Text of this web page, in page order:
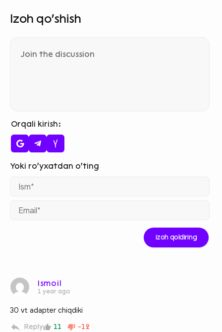
Izoh qo‘shish
Orqali kirish
Ismoil
1 year ago
30 vt adapter chiqdiki
11 -12
Reply